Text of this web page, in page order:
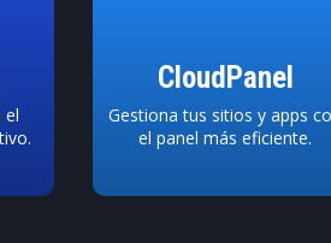
el
CloudPanel
Gestiona tus sitios y apps
el panel más eficiente.